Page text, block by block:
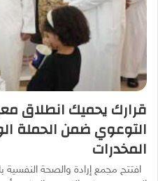
قرارك يحميك انطلاق
التوعوي ضمن الحملة
المخدرات
افتتح مجمع إرادة والصحة النفسية